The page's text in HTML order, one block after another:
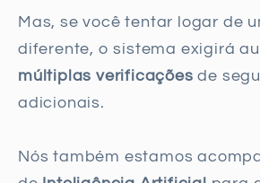
Mas, se você tentar logar de
diferente, o sistema exigirá
múltiplas verificações de
adicionais.
Nós também estamos